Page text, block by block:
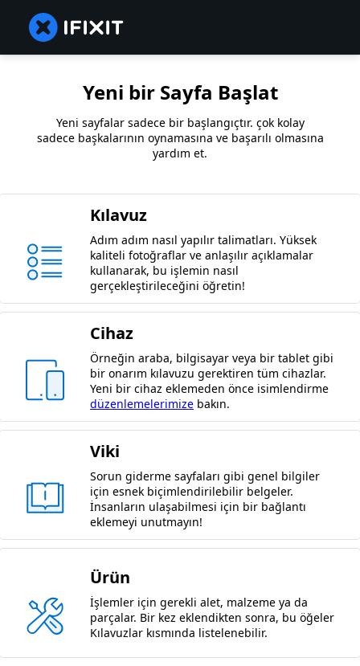
Yeni bir Sayfa Başlat
Yeni sayfalar sadece bir başlangıçtır. çok kolay
sadece başkalarının oynamasına ve başarılı olmasına
yardım et.
Kılavuz
Adım adım nasıl yapılır talimatları. Yüksek
kaliteli fotoğraflar ve anlaşılır açıklamalar
kullanarak, bu işlemin nasıl
gerçekleştirileceğini öğretin!
Cihaz
Örneğin araba, bilgisayar veya bir tablet gibi
bir onarım kılavuzu gerektiren tüm cihazlar.
Yeni bir cihaz eklemeden önce isimlendirme
düzenlemelerimize bakın.
Viki
Sorun giderme sayfaları gibi genel bilgiler
için esnek biçimlendirilebilir belgeler.
İnsanların ulaşabilmesi için bir bağlantı
eklemeyi unutmayın!
Ürün
İşlemler için gerekli alet, malzeme ya da
parçalar. Bir kez eklendikten sonra, bu öğeler
Kılavuzlar kısmında listelenebilir.